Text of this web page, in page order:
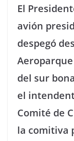
El
avión
despegó
del sur
el
Comité de
la comitiva